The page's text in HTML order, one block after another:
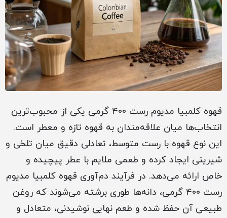
قهوه کلمبیا مدیوم رست ۴۰۰ گرمی یکی از محبوب‌ترین
انتخاب‌ها میان علاقه‌مندان به قهوه تازه و معطر است.
این نوع قهوه با رست متوسط، تعادلی دقیق میان تلخی و
شیرینی ایجاد کرده و طعمی ملایم با عطر پیچیده و
خاص ارائه می‌دهد. در فرآیند دم‌آوری قهوه کلمبیا مدیوم
رست ۴۰۰ گرمی، دانه‌ها طوری برشته می‌شوند که روغن
طبیعی آن حفظ شده و طعم نهایی نوشیدنی، متعادل و